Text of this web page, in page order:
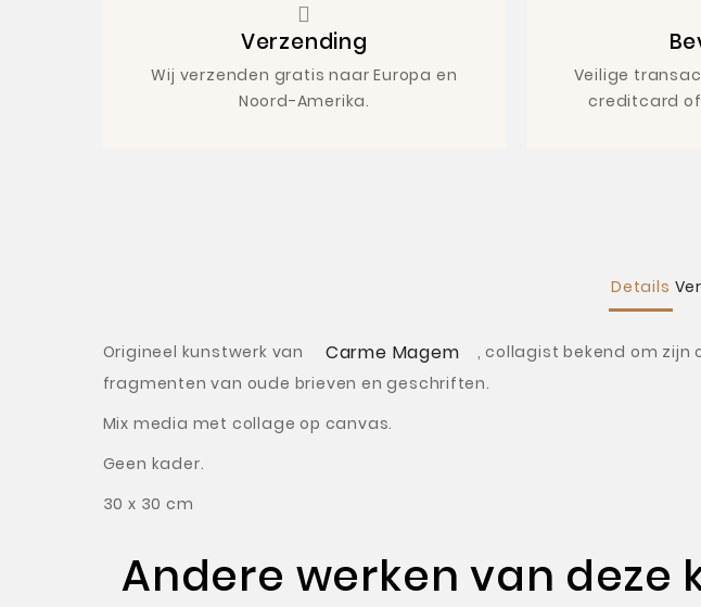
Verzending
Wij verzenden gratis naar Europa en
Noord-Amerika.
Veilige
creditcard
Details
Origineel kunstwerk van Carme Magem
, collagist bekend om zijn
fragmenten van oude brieven en geschriften.
Mix media met collage op canvas.
Geen kader.
30 x 30 cm
Andere werken van deze